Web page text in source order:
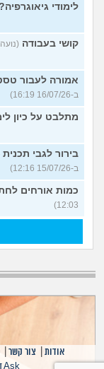
לימודי
קושי בעבודה (נועה, בת 25, כתבה
אמורה לעבור
ב-16/07/26 16:19)
מתלבט על כיון
בירור לגבי תכנית 4 שנתית לרפואה
ב-15/07/26 12:16)
כמות אורחים
12:03)
אודות צור קשר |
Ask דורקס